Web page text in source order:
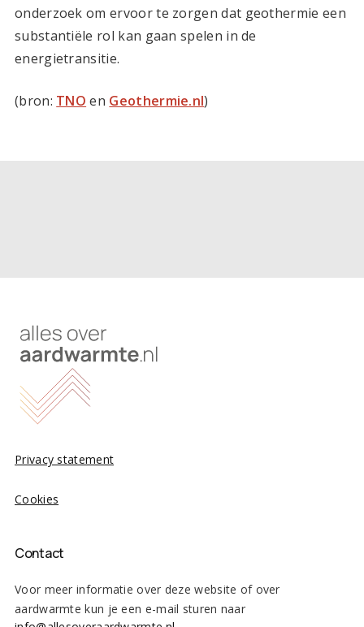
onderzoek om ervoor te zorgen dat geothermie een
substantiële rol kan gaan spelen in de
energietransitie.
(bron: TNO en Geothermie.nl)
Privacy statement
Cookies
Contact
Voor meer informatie over deze website of over
aardwarmte kun je een e-mail sturen naar